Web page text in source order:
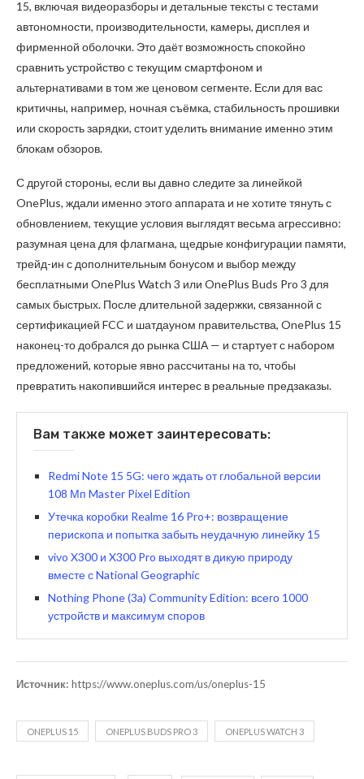
15, включая видеоразборы и детальные тексты с тестами
автономности, производительности, камеры, дисплея и
фирменной оболочки. Это даёт возможность спокойно
сравнить устройство с текущим смартфоном и
альтернативами в том же ценовом сегменте. Если для вас
критичны, например, ночная съёмка, стабильность прошивки
или скорость зарядки, стоит уделить внимание именно этим
блокам обзоров.
С другой стороны, если вы давно следите за линейкой
OnePlus, ждали именно этого аппарата и не хотите тянуть с
обновлением, текущие условия выглядят весьма агрессивно:
разумная цена для флагмана, щедрые конфигурации памяти,
трейд-ин с дополнительным бонусом и выбор между
бесплатными OnePlus Watch 3 или OnePlus Buds Pro 3 для
самых быстрых. После длительной задержки, связанной с
сертификацией FCC и шатдауном правительства, OnePlus 15
наконец-то добрался до рынка США — и стартует с набором
предложений, которые явно рассчитаны на то, чтобы
превратить накопившийся интерес в реальные предзаказы.
Вам также может заинтересовать:
Redmi Note 15 5G: чего ждать от глобальной версии
108 Мп Master Pixel Edition
Утечка коробки Realme 16 Pro+: возвращение
перископа и попытка забыть неудачную линейку 15
vivo X300 и X300 Pro выходят в дикую природу
вместе с National Geographic
Nothing Phone (3a) Community Edition: всего 1000
устройств и максимум споров
Источник: https://www.oneplus.com/us/oneplus-15
ONEPLUS 15 ONEPLUS BUDS PRO 3 ONEPLUS WATCH 3